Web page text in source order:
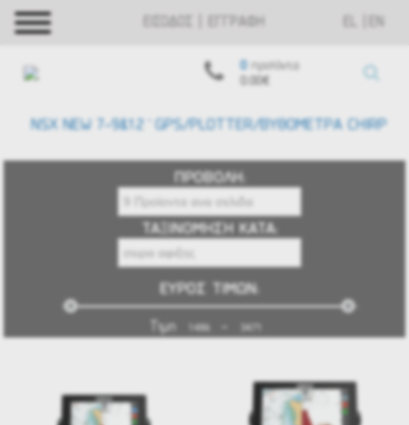
0προϊόντα
0.00€
NSX NEW 7-9&12`GPS/PLOTTER/ΒΥΘΟΜΕΤΡΑ CHIRP
ΠΡΟΒΟΛΗ:
ΤΑΞΙΝΟΜΗΣΗ ΚΑΤΑ:
ΕΥΡΟΣ ΤΙΜΩΝ:
Τιμη
ΕΙΣΟΔΟΣ | ΕΓΓΡΑΦΗ